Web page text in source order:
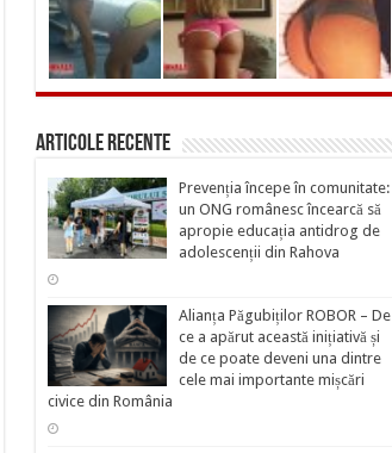
Articole recente
Prevenția începe în comunitate:
un ONG românesc încearcă să
apropie educația antidrog de
adolescenții din Rahova
Alianța Păgubiților ROBOR – De
ce a apărut această inițiativă și
de ce poate deveni una dintre
cele mai importante mișcări
civice din România